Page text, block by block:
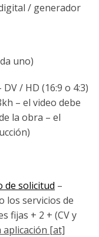
/ generador
uno)
DV / HD (16:9 o 4:3)
– el video debe
la obra – el
de solicitud –
los servicios de
fijas + 2 + (CV y
aplicación [at]